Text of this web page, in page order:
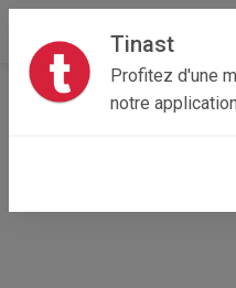
Tinast
Profitez d'une
notre
Accueil Recherche